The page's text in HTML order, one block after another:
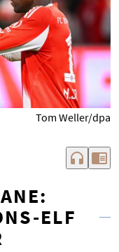
Tom Weller/dpa
headphones chrome_reader_mode
ELF